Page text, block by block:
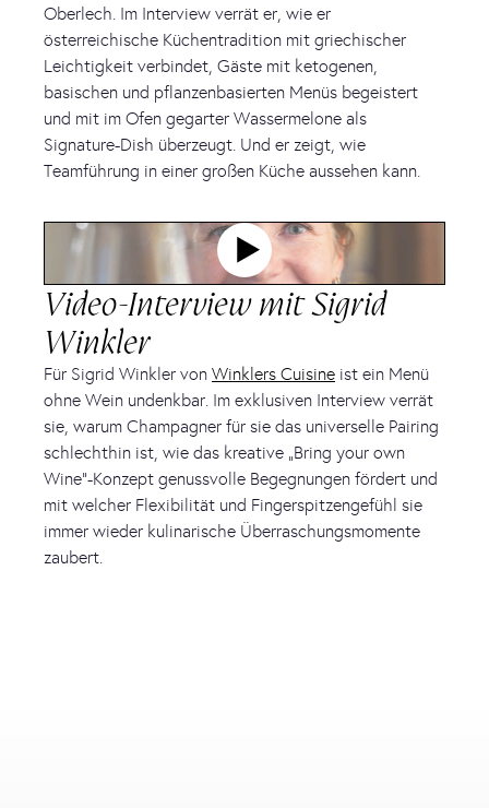
Oberlech. Im Interview verrät er, wie er
österreichische Küchentradition mit griechischer
Leichtigkeit verbindet, Gäste mit ketogenen,
basischen und pflanzenbasierten Menüs begeistert
und mit im Ofen gegarter Wassermelone als
Signature-Dish überzeugt. Und er zeigt, wie
Teamführung in einer großen Küche aussehen kann.
Video-Interview mit Sigrid
Winkler
Für Sigrid Winkler von Winklers Cuisine ist ein Menü
ohne Wein undenkbar. Im exklusiven Interview verrät
sie, warum Champagner für sie das universelle Pairing
schlechthin ist, wie das kreative „Bring your own
Wine“-Konzept genussvolle Begegnungen fördert und
mit welcher Flexibilität und Fingerspitzengefühl sie
immer wieder kulinarische Überraschungsmomente
zaubert.